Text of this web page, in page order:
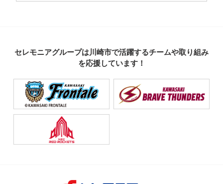
セレモニアグループは川崎市で活躍するチームや取り組み
を応援しています！